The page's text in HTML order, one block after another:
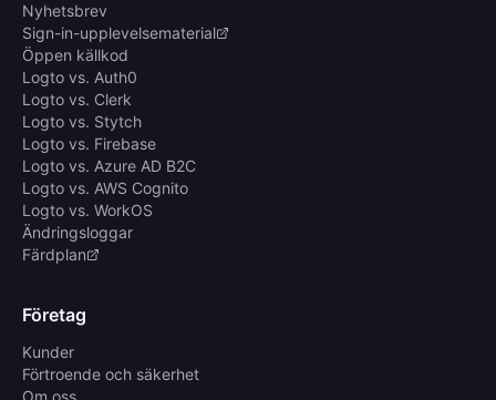
Nyhetsbrev
Sign-in-upplevelsematerial
Öppen källkod
Logto vs. Auth0
Logto vs. Clerk
Logto vs. Stytch
Logto vs. Firebase
Logto vs. Azure AD B2C
Logto vs. AWS Cognito
Logto vs. WorkOS
Ändringsloggar
Färdplan
Företag
Kunder
Förtroende och säkerhet